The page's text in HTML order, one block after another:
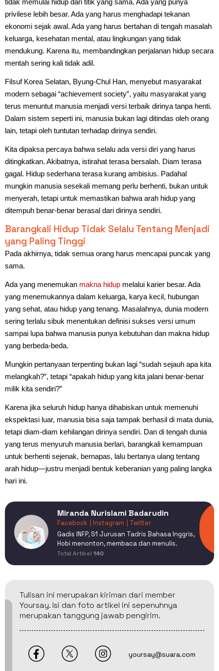
privilese lebih besar. Ada yang harus menghadapi tekanan
ekonomi sejak awal. Ada yang harus bertahan di tengah masalah
keluarga, kesehatan mental, atau lingkungan yang tidak
mendukung. Karena itu, membandingkan perjalanan hidup secara
mentah sering kali tidak adil.
Filsuf Korea Selatan, Byung-Chul Han, menyebut masyarakat
modern sebagai “achievement society”, yaitu masyarakat yang
terus menuntut manusia menjadi versi terbaik dirinya tanpa henti.
Dalam sistem seperti ini, manusia bukan lagi ditindas oleh orang
lain, tetapi oleh tuntutan terhadap dirinya sendiri.
Kita dipaksa percaya bahwa selalu ada versi diri yang harus
ditingkatkan. Akibatnya, istirahat terasa bersalah. Diam terasa
gagal. Hidup sederhana terasa kurang ambisius. Padahal
mungkin manusia sesekali memang perlu berhenti, bukan untuk
menyerah, tetapi untuk memastikan bahwa arah hidup yang
ditempuh benar-benar berasal dari dirinya sendiri.
Barangkali Hidup Tidak Selalu Tentang Menjadi
yang Paling Tinggi
Pada akhirnya, tidak semua orang harus mencapai puncak yang
sama.
Ada yang menemukan makna hidup melalui karier besar. Ada
yang menemukannya dalam keluarga, karya kecil, hubungan
yang sehat, atau hidup yang tenang. Masalahnya, dunia modern
sering terlalu sibuk menentukan definisi sukses versi umum
sampai lupa bahwa manusia punya kebutuhan dan makna hidup
yang berbeda-beda.
Mungkin pertanyaan terpenting bukan lagi “sudah sejauh apa kita
melangkah?”, tetapi “apakah hidup yang kita jalani benar-benar
milik kita sendiri?”
Karena jika seluruh hidup hanya dihabiskan untuk memenuhi
ekspektasi luar, manusia bisa saja tampak berhasil di mata dunia,
tetapi diam-diam kehilangan dirinya sendiri. Dan di tengah dunia
yang terus menyuruh manusia berlari, barangkali kemampuan
untuk berhenti sejenak, bernapas, lalu bertanya ulang tentang
arah hidup—justru menjadi bentuk keberanian yang paling langka
hari ini.
Miranda Nurislami Badarudin
Facebook | Instagram
| Twitter
Gadis INFP, S1 Jurusan Tadris Bahasa Inggris,
Hobi menonton, membaca dan menulis.
Total Artikel 140
Tulisan ini merupakan kiriman dari member
Yoursay. Isi dan foto artikel ini sepenuhnya
merupakan tanggung jawab pengirim.
yoursay@suara.com